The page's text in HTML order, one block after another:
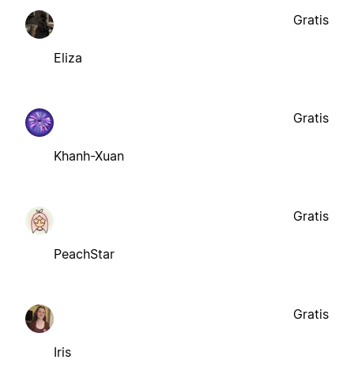
Eliza
Gratis
Khanh-Xuan
Gratis
PeachStar
Gratis
Iris
Gratis